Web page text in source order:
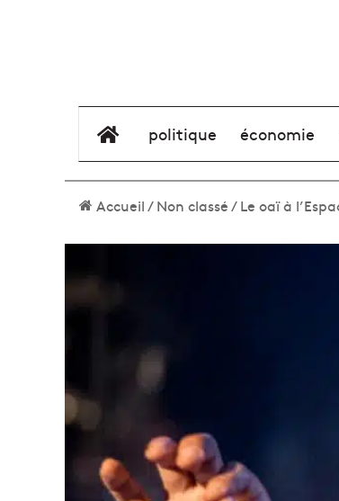
élément de menu
politique économie
Accueil/Non classé/Le oaï à